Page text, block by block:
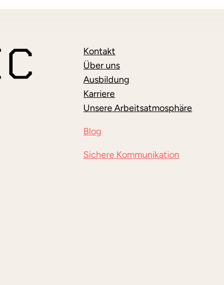
WARUM
DER
MENSCH
TROTZDEM
ENTSCHEIDET
Kontakt
Über uns
Ausbildung
Karriere
Unsere Arbeitsatmosphäre
Blog
Sichere Kommunikation